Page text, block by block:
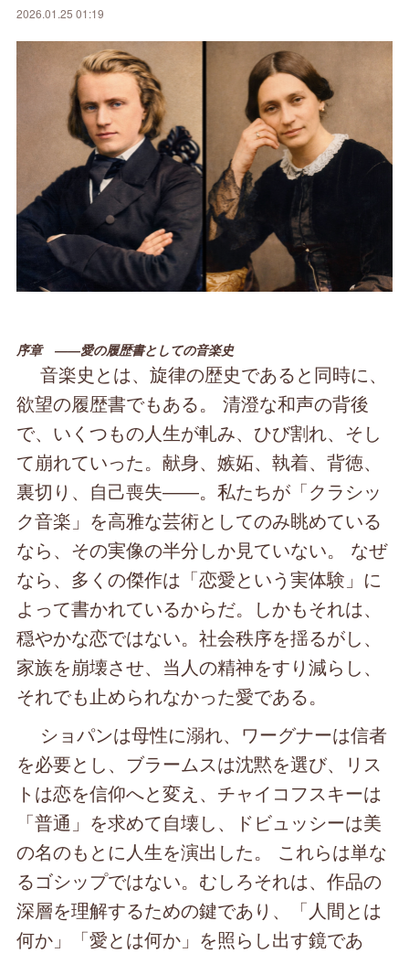
2026.01.25 01:19
序章 ――愛の履歴書としての音楽史
音楽史とは、旋律の歴史であると同時に、
欲望の履歴書でもある。 清澄な和声の背後
で、いくつもの人生が軋み、ひび割れ、そし
て崩れていった。献身、嫉妬、執着、背徳、
裏切り、自己喪失――。私たちが「クラシッ
ク音楽」を高雅な芸術としてのみ眺めている
なら、その実像の半分しか見ていない。 なぜ
なら、多くの傑作は「恋愛という実体験」に
よって書かれているからだ。しかもそれは、
穏やかな恋ではない。社会秩序を揺るがし、
家族を崩壊させ、当人の精神をすり減らし、
それでも止められなかった愛である。
ショパンは母性に溺れ、ワーグナーは信者
を必要とし、ブラームスは沈黙を選び、リス
トは恋を信仰へと変え、チャイコフスキーは
「普通」を求めて自壊し、ドビュッシーは美
の名のもとに人生を演出した。 これらは単な
るゴシップではない。むしろそれは、作品の
深層を理解するための鍵であり、「人間とは
何か」「愛とは何か」を照らし出す鏡であ